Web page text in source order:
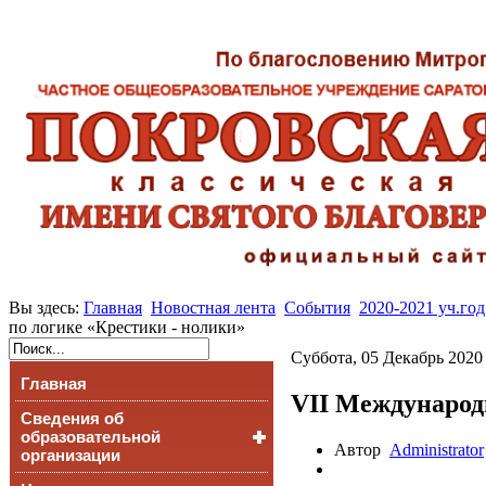
Вы здесь: Главная Новостная лента События 2020-2021 уч.год
по логике «Крестики - нолики»
Главная
Сведения об
образовательной
организации
Суббота, 05 Декабрь
VII
Автор Administrator